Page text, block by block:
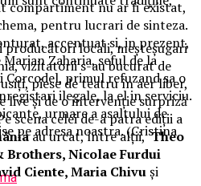
compartiment nu ar fi existat,
pentru lucrari de sinteza.
accentuat si, in prezent,
Zaharia, seful de la
primul refuzand sa o
ilegale, la el in serviciu.
urmare a asaltului de
pe adresa noastra. (Cristina
locali, meșteșugari
vizitatorii s-au bucurat de
piese de teatru în aer liber,
live și de o intervenție surpriză
scena celei de-a patra ediții a
au urcat, între alții,Theo
Brothers, Nicolae Furdui
Ciente, Maria Chivuși